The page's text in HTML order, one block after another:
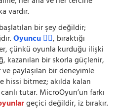
vardır.
bir şey değildir;
Oyuncu 🧍‍♂️, bıraktığı
çünkü oyunla kurduğu ilişki
kazanılan bir skorla güçlenir,
paylaşılan bir deneyimle
hissi bitmez; akılda kalan
tutar. MicroOyun’un farkı
geçici değildir, iz bırakır.